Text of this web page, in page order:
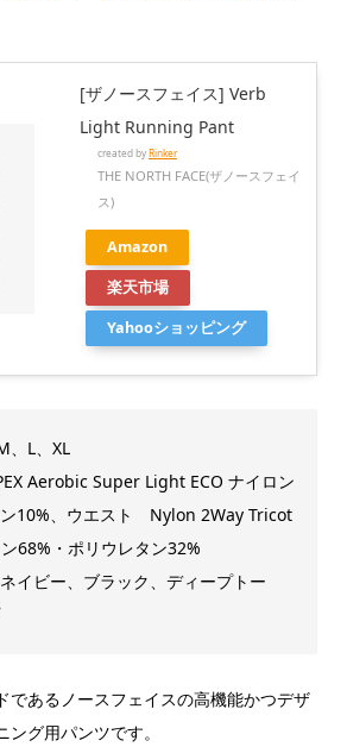
[ザノースフェイス] Verb
Light Running Pant
created byRinker
THE NORTH FACE(ザノースフェイ
ス)
Amazon
楽天市場
Yahooショッピング
、L、XL
Aerobic Super Light ECO ナイロン
10%、ウエスト Nylon 2Way Tricot
68%・ポリウレタン32%
イビー、ブラック、ディープトー
であるノースフェイスの高機能かつデザ
グ用パンツです。